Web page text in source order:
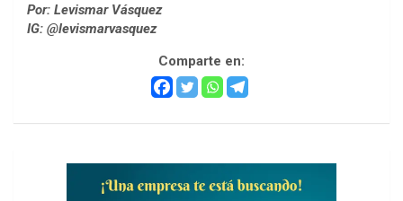
Por: Levismar Vásquez
IG: @levismarvasquez
Comparte en: